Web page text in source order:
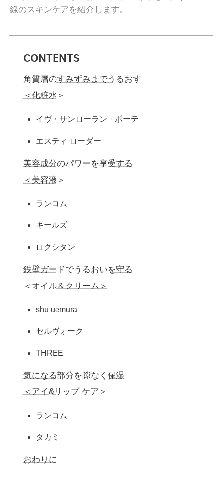
線のスキンケアを紹介します。
CONTENTS
角質層のすみずみまでうるおす
＜化粧水＞
イヴ・サンローラン・ボーテ
エスティ ローダー
美容成分のパワーを享受する
＜美容液＞
ランコム
キールズ
ロクシタン
鉄壁ガードでうるおいを守る
＜オイル＆クリーム＞
shu uemura
セルヴォーク
THREE
気になる部分を隙なく保湿
＜アイ&リップ ケア＞
ランコム
タカミ
おわりに